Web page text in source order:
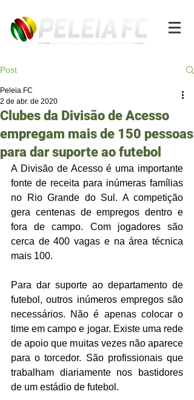
Post
Clubes da Divisão de Acesso
empregam mais de 150 pessoas
para dar suporte ao futebol
Peleia FC
2 de abr. de 2020
A Divisão de Acesso é uma importante
fonte de receita para inúmeras famílias
no Rio Grande do Sul. A competição
gera centenas de empregos dentro e
fora de campo. Com jogadores são
cerca de 400 vagas e na área técnica
mais 100.
Para dar suporte ao departamento de
futebol, outros inúmeros empregos são
necessários. Não é apenas colocar o
time em campo e jogar. Existe uma rede
de apoio que muitas vezes não aparece
para o torcedor. São profissionais que
trabalham diariamente nos bastidores
de um estádio de futebol.